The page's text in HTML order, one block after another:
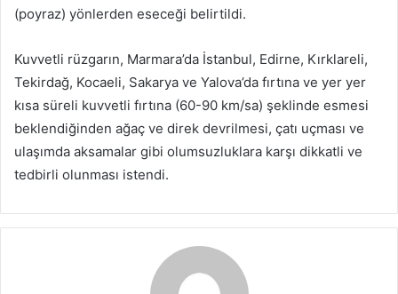
(poyraz) yönlerden eseceği belirtildi.
Kuvvetli rüzgarın, Marmara’da İstanbul, Edirne, Kırklareli,
Tekirdağ, Kocaeli, Sakarya ve Yalova’da fırtına ve yer yer
kısa süreli kuvvetli fırtına (60-90 km/sa) şeklinde esmesi
beklendiğinden ağaç ve direk devrilmesi, çatı uçması ve
ulaşımda aksamalar gibi olumsuzluklara karşı dikkatli ve
tedbirli olunması istendi.